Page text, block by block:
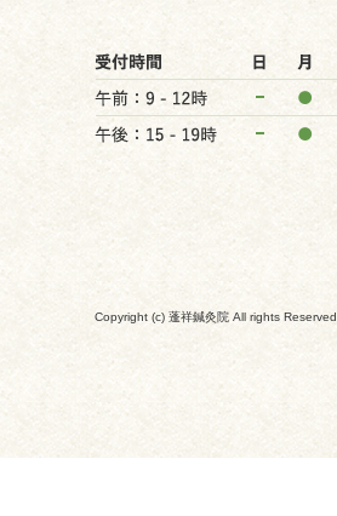
Copyright (c) 蓬祥鍼灸院 All rights Reserved.